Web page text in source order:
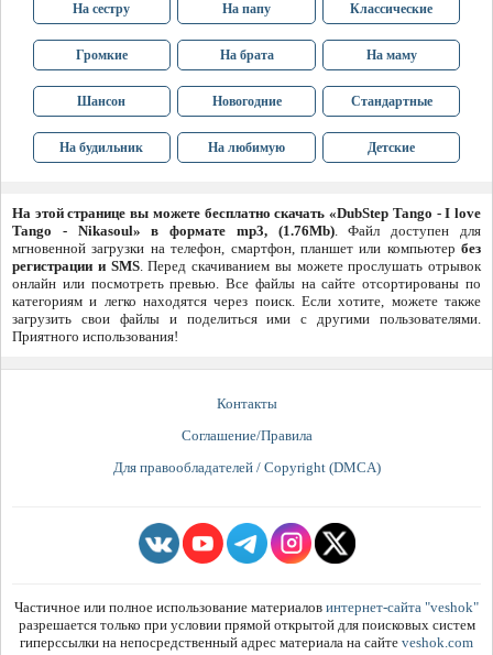
На сестру На папу Классические
Громкие На брата На маму
Шансон Новогодние Стандартные
На будильник На любимую Детские
На этой странице вы можете бесплатно скачать «DubStep Tango - I love
Tango - Nikasoul» в формате mp3, (1.76Mb). Файл доступен для
мгновенной загрузки на телефон, смартфон, планшет или компьютер без
регистрации и SMS. Перед скачиванием вы можете прослушать отрывок
онлайн или посмотреть превью. Все файлы на сайте отсортированы по
категориям и легко находятся через поиск. Если хотите, можете также
загрузить свои файлы и поделиться ими с другими пользователями.
Приятного использования!
Контакты
Соглашение/Правила
Для правообладателей / Copyright (DMCA)
Частичное или полное использование материалов интернет-сайта "veshok"
разрешается только при условии прямой открытой для поисковых систем
гиперссылки на непосредственный адрес материала на сайте veshok.com